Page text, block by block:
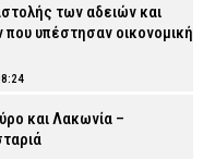
των αδειών και
υπέστησαν οικονομική
και Λακωνία –